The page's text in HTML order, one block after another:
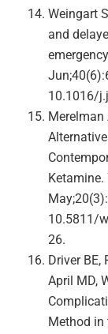
Weingart
and
10.1016/
Merelman
Ketamine.
10.5811/
26.
Driver BE,
April MD,
Method in